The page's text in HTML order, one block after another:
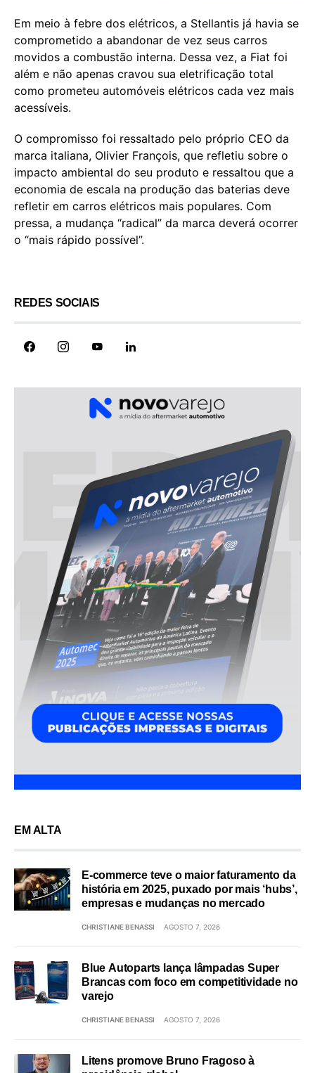
Em meio à febre dos elétricos, a Stellantis já havia se
comprometido a abandonar de vez seus carros
movidos a combustão interna. Dessa vez, a Fiat foi
além e não apenas cravou sua eletrificação total
como prometeu automóveis elétricos cada vez mais
acessíveis.
O compromisso foi ressaltado pelo próprio CEO da
marca italiana, Olivier François, que refletiu sobre o
impacto ambiental do seu produto e ressaltou que a
economia de escala na produção das baterias deve
refletir em carros elétricos mais populares. Com
pressa, a mudança “radical” da marca deverá ocorrer
o “mais rápido possível”.
REDES SOCIAIS
EM ALTA
E-commerce teve o maior faturamento da
história em 2025, puxado por mais ‘hubs’,
empresas e mudanças no mercado
CHRISTIANE BENASSI AGOSTO 7, 2026
Blue Autoparts lança lâmpadas Super
Brancas com foco em competitividade no
varejo
CHRISTIANE BENASSI AGOSTO 7, 2026
Litens promove Bruno Fragoso à